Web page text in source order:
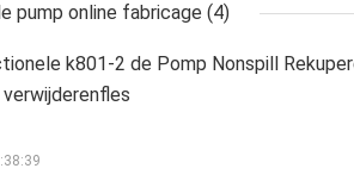
pump online fabricage (4)
k801-2 de Pomp Nonspill